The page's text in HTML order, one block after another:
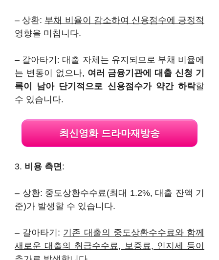
– 상환: 부채 비율이 감소하여 신용점수에 긍정적
영향을 미칩니다.
– 갈아타기: 대출 자체는 유지되므로 부채 비율에
는 변동이 없으나, 여러 금융기관에 대출 신청 기
록이 남아 단기적으로 신용점수가 약간 하락할
수 있습니다.
최신영화 드라마재방송
3. 비용 측면 :
– 상환: 중도상환수수료(최대 1.2%, 대출 잔액 기
준)가 발생할 수 있습니다.
– 갈아타기: 기존 대출의 중도상환수수료와 함께
새로운 대출의 취급수수료, 보증료, 인지세 등이